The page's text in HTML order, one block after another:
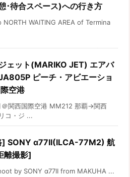
･待合スペース)への行き方
WAITING AREA of Termina
ェット(MARIKO JET) エアバ
ピーチ・アビエーショ
空港
＠関西国際空港 MM212 那覇→関西
コ・ジ ...
] SONY α77II(ILCA-77M2) 航
離撮影]
by SONY α77II from MAKUHA ...